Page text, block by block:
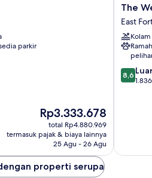
parkir
Harga
sekarang
Rp3.333.678
Rp3.333.678
total Rp4.880.969
termasuk pajak & biaya lainnya
25 Agu - 26 Agu
The
Westin
Fort
Beach
Resort
East
Fort
The
East
8.6
dari
8,6
properti serupa